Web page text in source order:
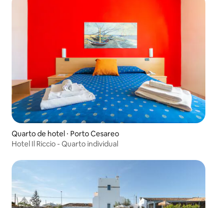
Quarto de hotel ⋅ Porto Cesareo
Hotel Il Riccio - Quarto individual